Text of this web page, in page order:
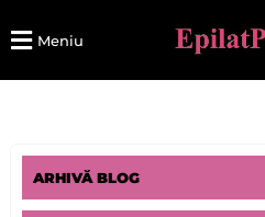
Meniu
ARHIVĂ BLOG